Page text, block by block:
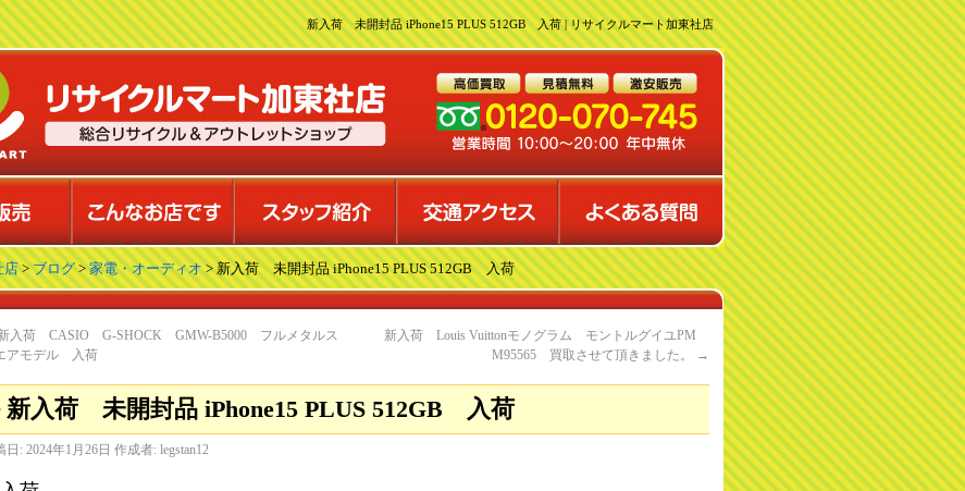
新入荷 未開封品 iPhone15 PLUS 512GB 入荷 | リサイクルマート加東社店
店>ブログ>家電・オーディオ> 新入荷 未開封品 iPhone15 PLUS 512GB 入荷
入荷 CASIO G-SHOCK GMW-B5000 フルメタルス
アモデル 入荷
新入荷 Louis Vuittonモノグラム モントルグイユPM
M95565 買取させて頂きました。
→
新入荷 未開封品 iPhone15 PLUS 512GB 入荷
日: 2024年1月26日 作成者: legstan12